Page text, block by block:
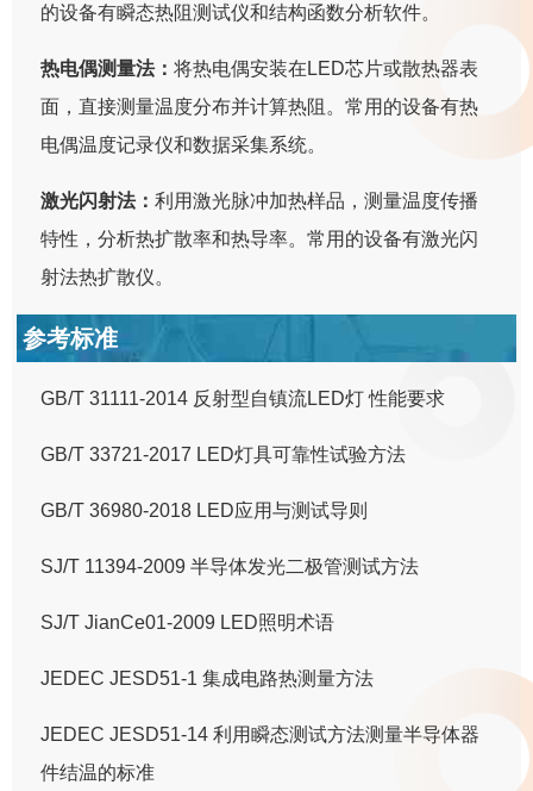
的设备有瞬态热阻测试仪和结构函数分析软件。
热电偶测量法：将热电偶安装在LED芯片或散热器表
面，直接测量温度分布并计算热阻。常用的设备有热
电偶温度记录仪和数据采集系统。
激光闪射法：利用激光脉冲加热样品，测量温度传播
特性，分析热扩散率和热导率。常用的设备有激光闪
射法热扩散仪。
参考标准
GB/T 31111-2014 反射型自镇流LED灯 性能要求
GB/T 33721-2017 LED灯具可靠性试验方法
GB/T 36980-2018 LED应用与测试导则
SJ/T 11394-2009 半导体发光二极管测试方法
SJ/T JianCe01-2009 LED照明术语
JEDEC JESD51-1 集成电路热测量方法
JEDEC JESD51-14 利用瞬态测试方法测量半导体器
件结温的标准